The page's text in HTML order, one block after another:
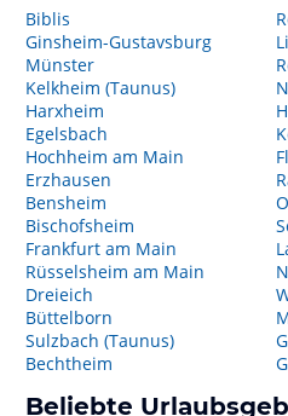
Biblis
Ginsheim-Gustavsburg
Münster
Kelkheim (Taunus)
Harxheim
Egelsbach
Hochheim am Main
Erzhausen
Bensheim
Bischofsheim
Frankfurt am Main
Rüsselsheim am Main
Dreieich
Büttelborn
Sulzbach (Taunus)
Bechtheim
Beliebte